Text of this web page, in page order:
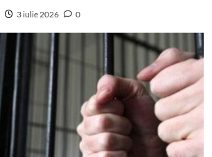
3 iulie 2026 0